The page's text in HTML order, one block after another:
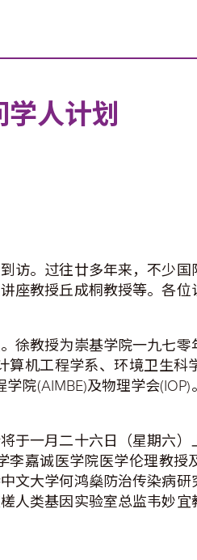
人计划
访。过往廿多年来，不少
座教授丘成桐教授等。各
徐教授为崇基学院一九七
机工程学系、环境卫生科
院(AIMBE)及物理学会
于一月二十六日（星期六
嘉诚医学院医学伦理教授
大学何鸿燊防治传染病研
人类基因实验室总监韦妙